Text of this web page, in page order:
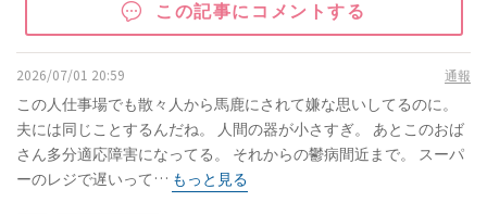
この記事にコメントする
2026/07/01 20:59 通報
この人仕事場でも散々人から馬鹿にされて嫌な思いしてるのに。
夫には同じことするんだね。 人間の器が小さすぎ。 あとこのおば
さん多分適応障害になってる。 それからの鬱病間近まで。 スーパ
ーのレジで遅いって… もっと見る